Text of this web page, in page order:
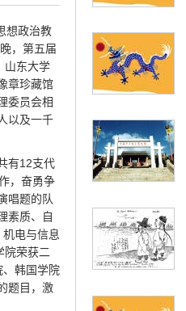
想政治教
，第五届
山东大学
章珍藏馆
委员会相
以及一千
有12支代
，奋勇争
唱题的队
素质、自
电与信息
院荣获二
、韩国学院
题目，激